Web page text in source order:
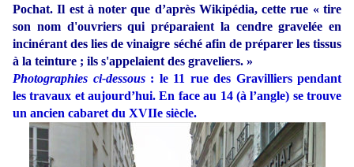
Pochat. Il est à noter que d’après Wikipédia, cette rue « tire
son nom d'ouvriers qui préparaient la cendre gravelée en
incinérant des lies de vinaigre séché afin de préparer les tissus
à la teinture ; ils s'appelaient des graveliers. »
Photographies ci-dessous : le 11 rue des Gravilliers pendant
les travaux et aujourd’hui. En face au 14 (à l’angle) se trouve
un ancien cabaret du XVIIe siècle.